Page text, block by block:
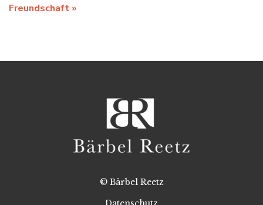
Freundschaft »
© Bärbel Reetz